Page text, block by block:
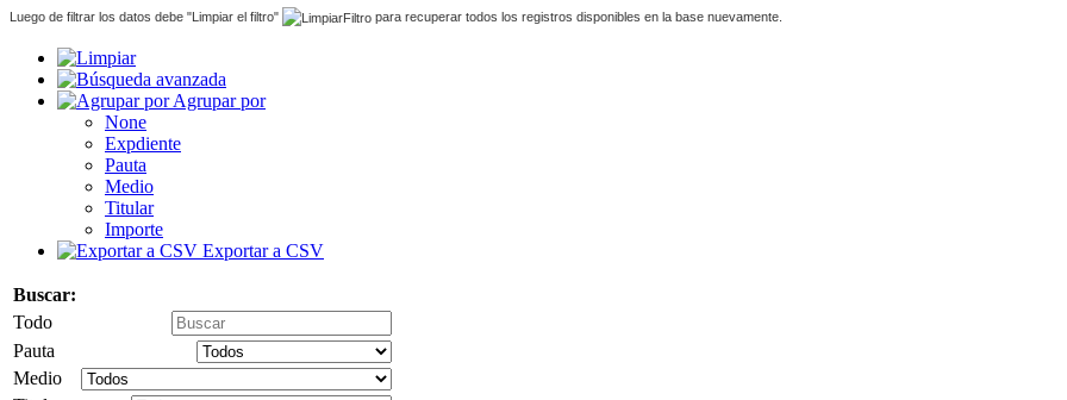
Luego de filtrar los datos debe "Limpiar el filtro" para recuperar todos los registros disponibles en la base nuevamente.
Agrupar por
None
Expdiente
Pauta
Medio
Titular
Importe
Exportar a CSV
Buscar:
Todo
Pauta
Medio